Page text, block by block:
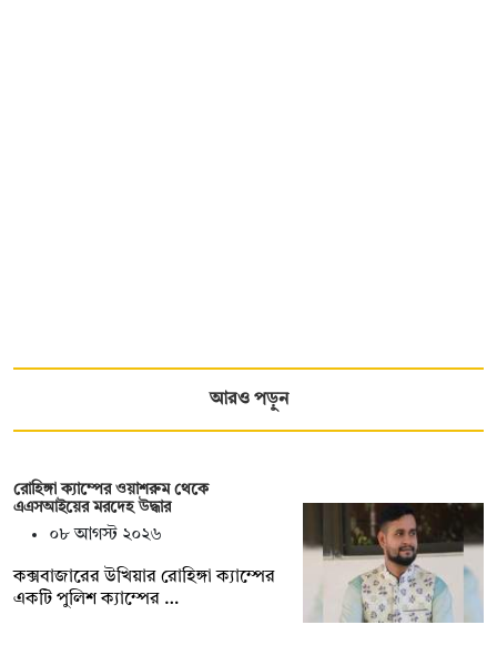
আরও পড়ুন
রোহিঙ্গা ক্যাম্পের ওয়াশরুম থেকে
এএসআইয়ের মরদেহ উদ্ধার
০৮ আগস্ট ২০২৬
কক্সবাজারের উখিয়ার রোহিঙ্গা ক্যাম্পের
একটি পুলিশ ক্যাম্পের …